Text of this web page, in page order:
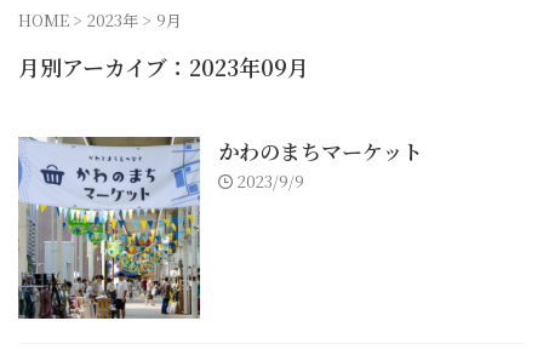
HOME > 2023年 > 9月
月別アーカイブ：2023年09月
かわのまちマーケット
2023/9/9